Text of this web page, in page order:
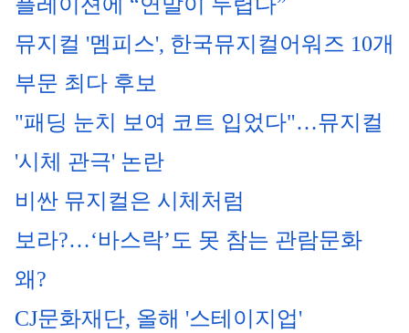
뮤지컬 '멤피스', 한국뮤지컬어워즈 10개
부문 최다 후보
"패딩 눈치 보여 코트 입었다"…뮤지컬
'시체 관극' 논란
비싼 뮤지컬은 시체처럼
보라?…‘바스락’도 못 참는 관람문화
왜?
CJ문화재단, 올해 '스테이지업'